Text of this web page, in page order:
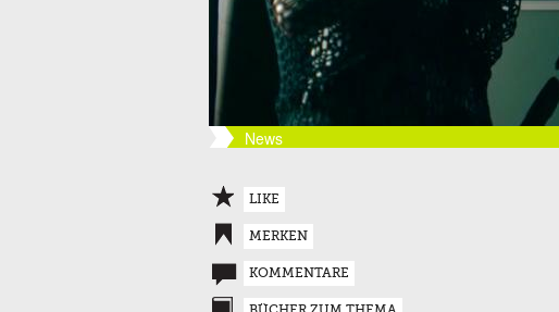
News
LIKE
MERKEN
KOMMENTARE